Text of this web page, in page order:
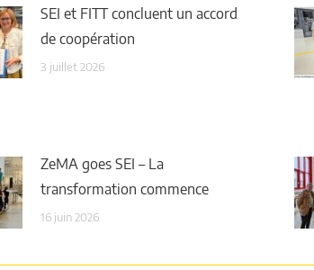
SEI et FITT concluent un accord
de coopération
3 juillet 2026
ZeMA goes SEI – La
transformation commence
16 juin 2026